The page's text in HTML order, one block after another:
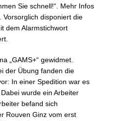
Sie schnell!“. Mehr Infos
disponiert die
dem Alarmstichwort
„GAMS+“ gewidmet.
der Übung fanden die
In einer Spedition war es
wurde ein Arbeiter
befand sich
Rouven Ginz vom erst